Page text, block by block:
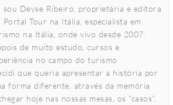
sou Deyse Ribeiro, proprietária e editora
Portal Tour na Itália, especialista em
na Itália, onde vivo desde 2007.
de muito estudo, cursos e
no campo do turismo
que queria apresentar a história por
forma diferente, através da memória
hoje nas nossas mesas, os “casos”,